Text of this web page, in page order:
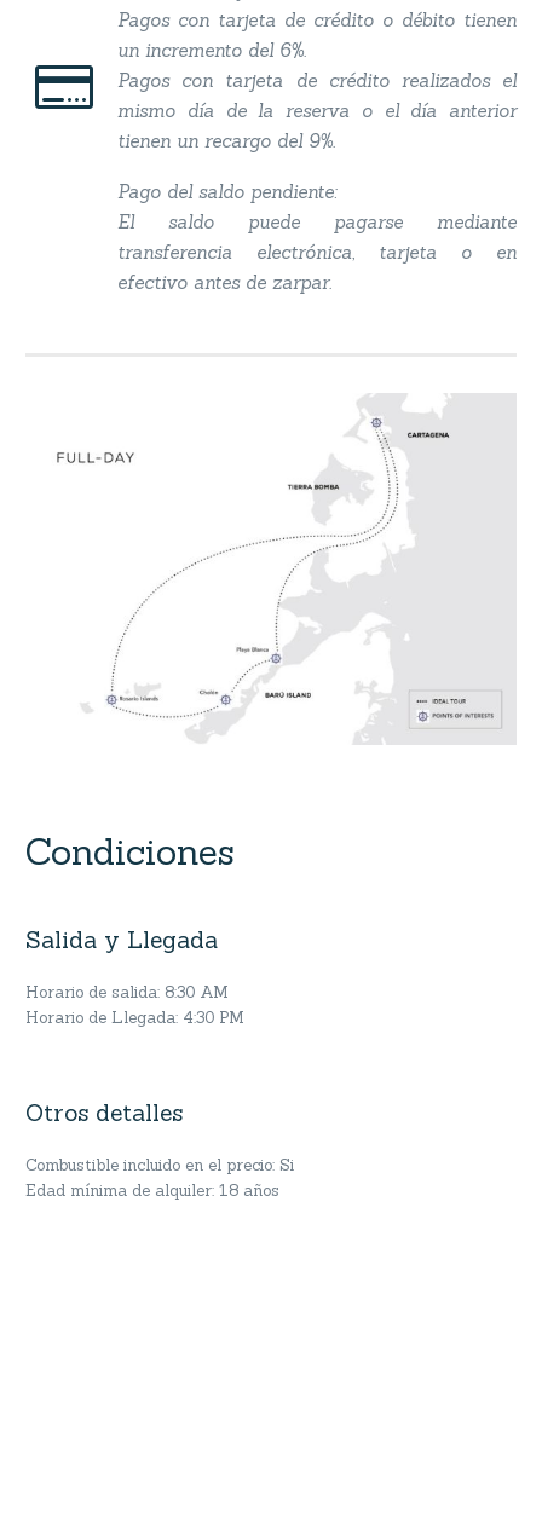


Pagos con tarjeta de crédito o débito tienen
un incremento del 6%.
Pagos con tarjeta de crédito realizados el
mismo día de la reserva o el día anterior
tienen un recargo del 9%.
Pago del saldo pendiente:
El saldo puede pagarse mediante
transferencia electrónica, tarjeta o en
efectivo antes de zarpar.
Condiciones
Salida y Llegada
Horario de salida: 8:30 AM
Horario de Llegada: 4:30 PM
Otros detalles
Combustible incluido en el precio: Si
Edad mínima de alquiler: 18 años